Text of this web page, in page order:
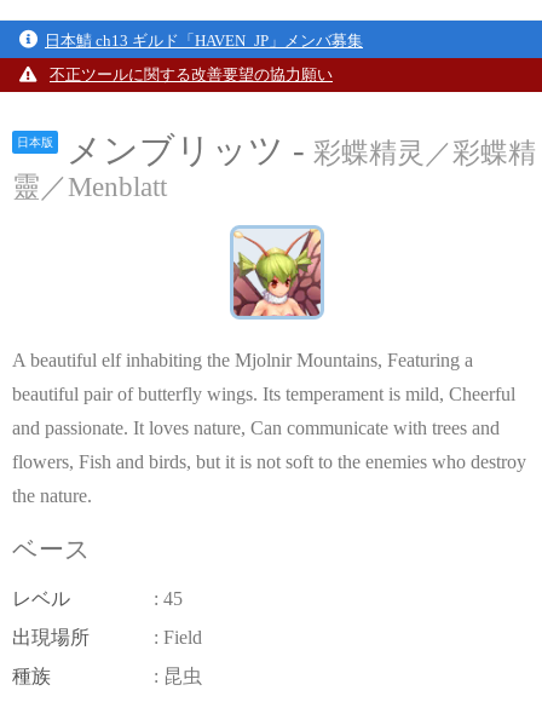
日本鯖 ch13 ギルド「HAVEN_JP」メンバ募集
不正ツールに関する改善要望の協力願い
日本版 メンブリッツ - 彩蝶精灵／彩蝶精
靈／Menblatt
A beautiful elf inhabiting the Mjolnir Mountains, Featuring a
beautiful pair of butterfly wings. Its temperament is mild, Cheerful
and passionate. It loves nature, Can communicate with trees and
flowers, Fish and birds, but it is not soft to the enemies who destroy
the nature.
ベース
レベル
: 45
出現場所
: Field
種族
: 昆虫